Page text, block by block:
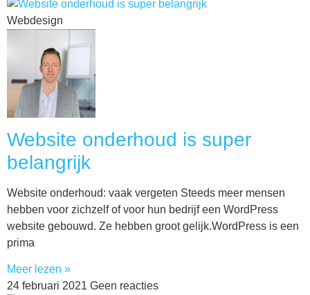
Webdesign
Website onderhoud is super
belangrijk
Website onderhoud: vaak vergeten Steeds meer mensen
hebben voor zichzelf of voor hun bedrijf een WordPress
website gebouwd. Ze hebben groot gelijk.WordPress is een
prima
Meer lezen »
24 februari 2021 Geen reacties